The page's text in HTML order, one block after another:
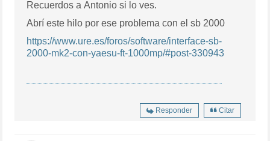
Recuerdos a Antonio si lo ves.
Abrí este hilo por ese problema con el sb 2000
https://www.ure.es/foros/software/interface-sb-
2000-mk2-con-yaesu-ft-1000mp/#post-330943
Responder Citar